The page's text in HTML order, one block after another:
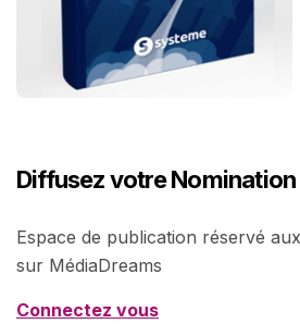
Diffusez votre Nomination
Espace de publication réservé
sur MédiaDreams
Connectez vous